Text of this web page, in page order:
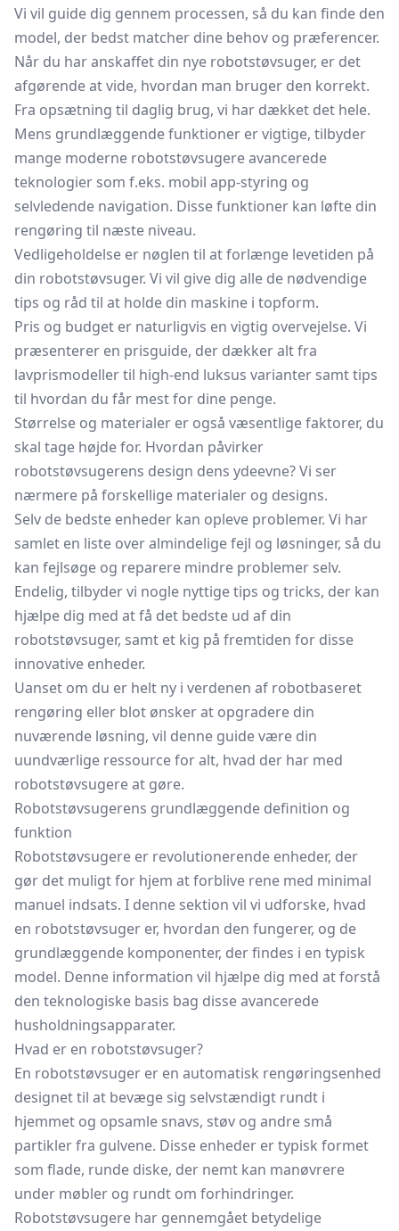
Vi vil guide dig gennem processen, så du kan finde den
model, der bedst matcher dine behov og præferencer.
Når du har anskaffet din nye robotstøvsuger, er det
afgørende at vide, hvordan man bruger den korrekt.
Fra opsætning til daglig brug, vi har dækket det hele.
Mens grundlæggende funktioner er vigtige, tilbyder
mange moderne robotstøvsugere avancerede
teknologier som f.eks. mobil app-styring og
selvledende navigation. Disse funktioner kan løfte din
rengøring til næste niveau.
Vedligeholdelse er nøglen til at forlænge levetiden på
din robotstøvsuger. Vi vil give dig alle de nødvendige
tips og råd til at holde din maskine i topform.
Pris og budget er naturligvis en vigtig overvejelse. Vi
præsenterer en prisguide, der dækker alt fra
lavprismodeller til high-end luksus varianter samt tips
til hvordan du får mest for dine penge.
Størrelse og materialer er også væsentlige faktorer, du
skal tage højde for. Hvordan påvirker
robotstøvsugerens design dens ydeevne? Vi ser
nærmere på forskellige materialer og designs.
Selv de bedste enheder kan opleve problemer. Vi har
samlet en liste over almindelige fejl og løsninger, så du
kan fejlsøge og reparere mindre problemer selv.
Endelig, tilbyder vi nogle nyttige tips og tricks, der kan
hjælpe dig med at få det bedste ud af din
robotstøvsuger, samt et kig på fremtiden for disse
innovative enheder.
Uanset om du er helt ny i verdenen af robotbaseret
rengøring eller blot ønsker at opgradere din
nuværende løsning, vil denne guide være din
uundværlige ressource for alt, hvad der har med
robotstøvsugere at gøre.
Robotstøvsugerens grundlæggende definition og
funktion
Robotstøvsugere er revolutionerende enheder, der
gør det muligt for hjem at forblive rene med minimal
manuel indsats. I denne sektion vil vi udforske, hvad
en robotstøvsuger er, hvordan den fungerer, og de
grundlæggende komponenter, der findes i en typisk
model. Denne information vil hjælpe dig med at forstå
den teknologiske basis bag disse avancerede
husholdningsapparater.
Hvad er en robotstøvsuger?
En robotstøvsuger er en automatisk rengøringsenhed
designet til at bevæge sig selvstændigt rundt i
hjemmet og opsamle snavs, støv og andre små
partikler fra gulvene. Disse enheder er typisk formet
som flade, runde diske, der nemt kan manøvrere
under møbler og rundt om forhindringer.
Robotstøvsugere har gennemgået betydelige